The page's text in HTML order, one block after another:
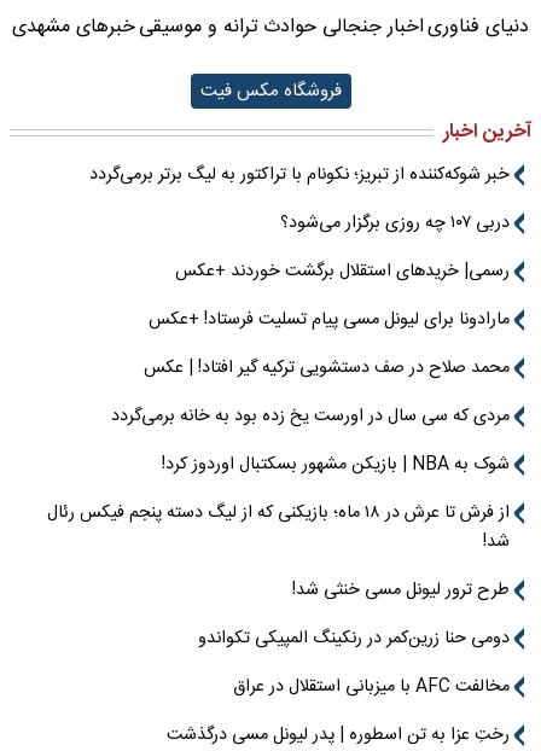
دنیای فناوریاخبار جنجالی حوادثترانه و موسیقیخبرهای مشهدی
فروشگاه مکس فیت
آخرین اخبار
خبر شوکه‌کننده از تبریز؛ نکونام با تراکتور به لیگ برتر برمی‌گردد
دربی ۱۰۷ چه روزی برگزار می‌شود؟
رسمی| خریدهای استقلال برگشت خوردند +عکس
مارادونا برای لیونل مسی پیام تسلیت فرستاد! +عکس
محمد صلاح در صف دستشویی ترکیه گیر افتاد! | عکس
مردی که سی سال در اورست یخ زده بود به خانه برمی‌گردد
شوک به NBA | بازیکن مشهور بسکتبال اوردوز کرد!
از فرش تا عرش در ۱۸ ماه؛ بازیکنی که از لیگ دسته پنجم فیکس رئال
شد!
طرح ترور لیونل مسی خنثی شد!
دومی حنا زرین‌کمر در رنکینگ المپیکی تکواندو
مخالفت AFC با میزبانی استقلال در عراق
رختِ عزا به تن اسطوره | پدر لیونل مسی درگذشت